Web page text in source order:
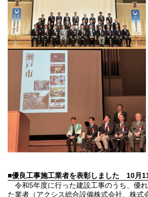
■優良工事施工業者を表彰しました 10月
令和5年度に行った建設工事のうち、優
た業者（アクシス総合設備株式会社、株式